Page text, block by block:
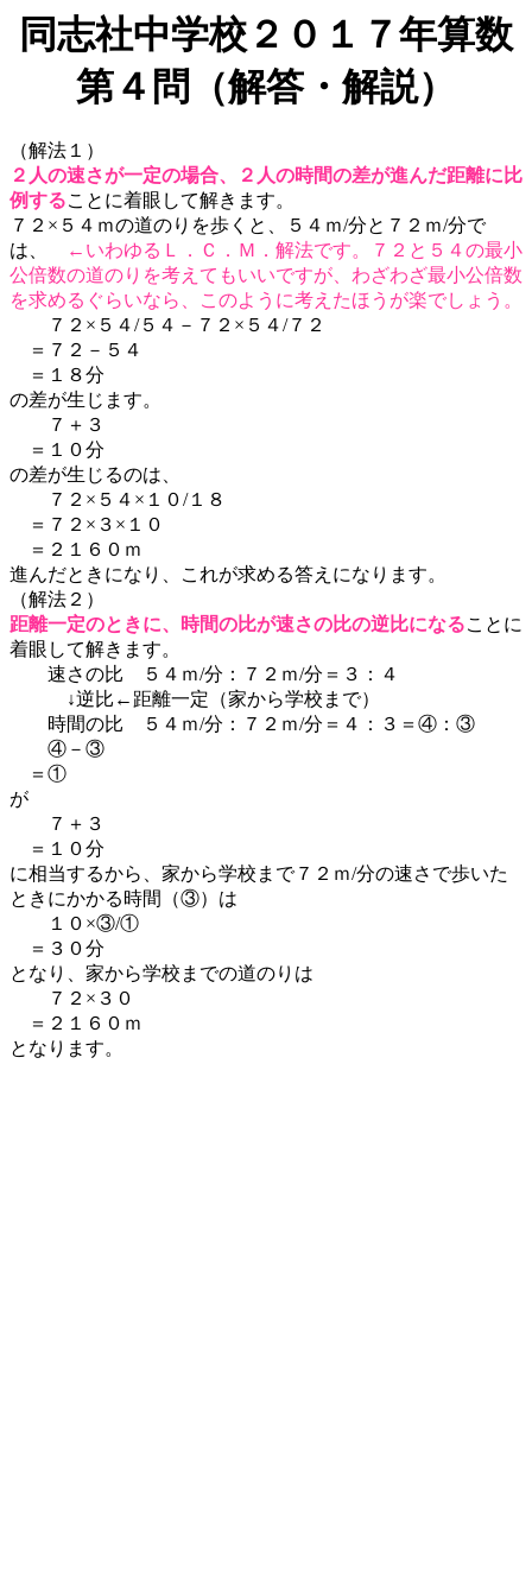
同志社中学校２０１７年算数
第４問（解答・解説）
（解法１）
２人の速さが一定の場合、２人の時間の差が進んだ距離に比
例することに着眼して解きます。
７２×５４ｍの道のりを歩くと、５４ｍ/分と７２ｍ/分で
は、
←いわゆるＬ．Ｃ．Ｍ．解法です。７２と５４の最小
公倍数の道のりを考えてもいいですが、わざわざ最小公倍数
を求めるぐらいなら、このように考えたほうが楽でしょう。
７２×５４/５４－７２×５４/７２
＝７２－５４
＝１８分
の差が生じます。
７＋３
＝１０分
の差が生じるのは、
７２×５４×１０/１８
＝７２×３×１０
＝２１６０ｍ
進んだときになり、これが求める答えになります。
（解法２）
距離一定のときに、時間の比が速さの比の逆比になることに
着眼して解きます。
速さの比 ５４ｍ/分：７２ｍ/分＝３：４
↓逆比←距離一定（家から学校まで）
時間の比 ５４ｍ/分：７２ｍ/分＝４：３＝④：③
④－③
＝①
が
７＋３
＝１０分
に相当するから、家から学校まで７２ｍ/分の速さで歩いた
ときにかかる時間（③）は
１０×③/①
＝３０分
となり、家から学校までの道のりは
７２×３０
＝２１６０ｍ
となります。